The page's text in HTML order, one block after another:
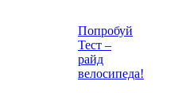
Попробуй
Тест –
райд
велосипеда!